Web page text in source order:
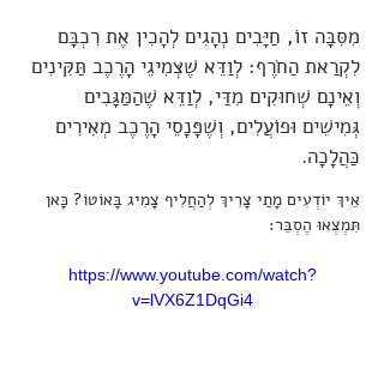
מִסִּבָּה זוֹ, חַיָּבִים נְהָגִים לְהָכִין אֶת רִכְבָּם
לִקְרַאת הַחֹרֶף: לְוַדֵּא שֶׁצְּמִיגֵי הָרֶכֶב תַּקִּינִים
וְאֵינָם שְׁחוּקִים מִדַּי, לְוַדֵּא שֶׁהַמַּגָּבִים
גְּמִישִׁים וּפוֹעֲלִים, וְשֶׁפָּנָסֵי הָרֶכֶב מְאִירִים
כַּהֲלָכָה.
אֵיךְ יוֹדְעִים מָתַי צָרִיךְ לְהַחֲלִיף צָמִיג בָּאוֹטוֹ? כָּאן
תִּמְצְאוּ הֶסְבֵּר:
https://www.youtube.com/watch?
v=lVX6Z1DqGi4